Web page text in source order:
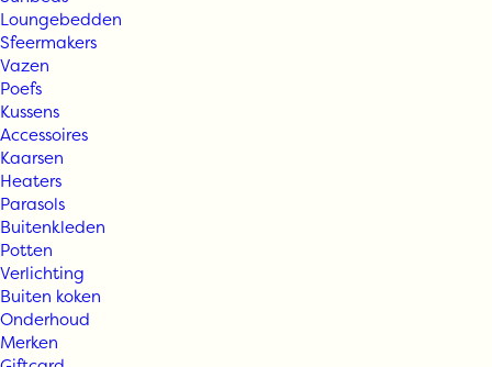
Loungebedden
Sfeermakers
Vazen
Poefs
Kussens
Accessoires
Kaarsen
Heaters
Parasols
Buitenkleden
Potten
Verlichting
Buiten koken
Onderhoud
Merken
BRYCK –
Hocker